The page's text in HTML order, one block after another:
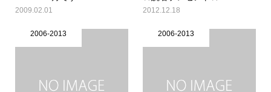
2009.02.01 2012.12.18
2006-2013 2006-2013